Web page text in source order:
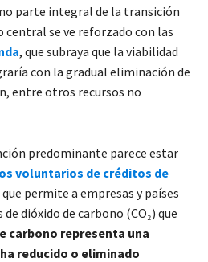
parte integral de la transición
se ve reforzado con las
, que subraya que la viabilidad
con la gradual eliminación de
entre otros recursos no
predominante parece estar
voluntarios de créditos de
permite a empresas y países
dióxido de carbono (CO₂) que
carbono representa una
reducido o eliminado